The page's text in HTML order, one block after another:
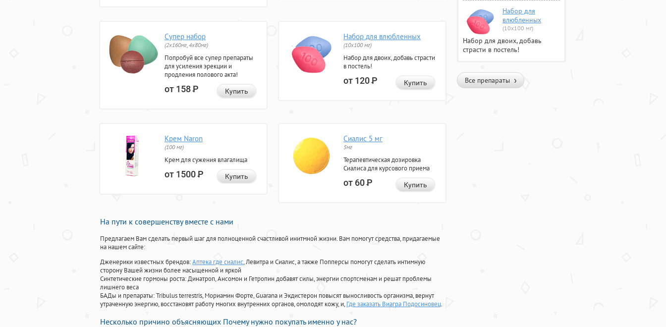
Супер набор
(2х160мг, 4х80мг)
Попробуй все супер препараты
для усиления эрекции и
продления полового акта!
от 158Р Купить
Набор для влюбленных
(10х100 мг)
Набор для двоих, добавь страсти
в постель!
от 120Р Купить
Крем Naron
(100 мг)
Крем для сужения влагалища
от 1500Р Купить
Сиалис 5 мг
5мг
Терапевтическая дозировка
Сиалиса для курсового приема
от 60Р Купить
На пути к совершенству вместе с нами
Предлагаем Вам сделать первый шаг для полноценной счастливой инитмной жизни. Вам помогут средства, придагаемые
на нашем сайте:
Дженерики известных брендов:Аптека где сиалис, Левитра и Сиалис, а также Попперсы помогут сделать интимную
сторону Вашей жизни более насыщенной и яркой
Синтетические гормоны роста: Динатроп, Ансомон и Гетропин добавят силы, энергии спортсменам и решат проблемы
лишнего веса
БАДы и препараты:Tribulus terrestris, Мориамин Форте, Guarana и Экдистерон повысят выносливость организма, вернут
утраченную энергию, восстановят работу многих внутренних органов, омолодят кожу, и, Где заказать Виагра Подосиновец.
Несколько причино объясняющих Почему нужно покупать именно у нас?
Набор для
влюбленных
(10х100 мг)
Набор для двоих, добавь
страсти в постель!
Все препараты